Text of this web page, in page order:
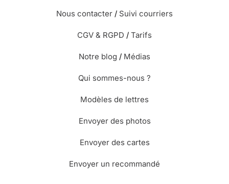
Nous contacter / Suivi courriers
CGV & RGPD / Tarifs
Notre blog / Médias
Qui sommes-nous ?
Modèles de lettres
Envoyer des photos
Envoyer des cartes
Envoyer un recommandé